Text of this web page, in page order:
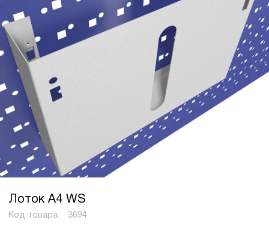
Лоток А4 WS
Код товара: 3694